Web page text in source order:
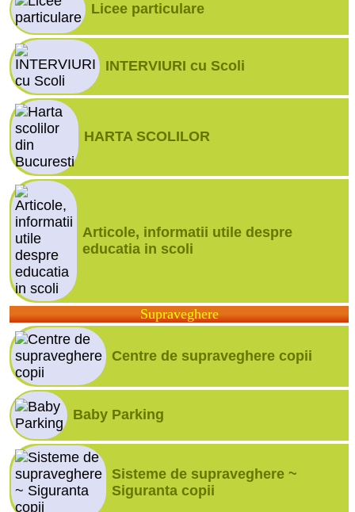
Licee particulare
INTERVIURI cu Scoli
HARTA SCOLILOR
Articole, informatii utile despre
educatia in scoli
Supraveghere
Centre de supraveghere copii
Baby Parking
Sisteme de supraveghere ~
Siguranta copii